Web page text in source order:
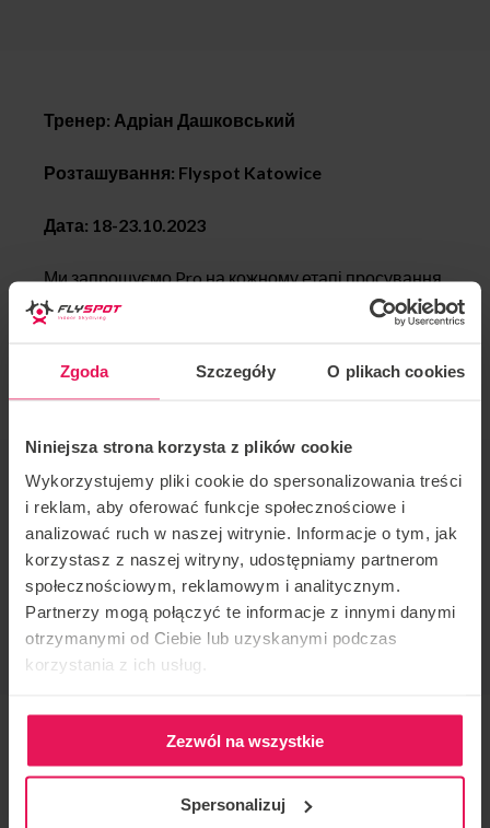
Zgoda Szczegóły O plikach cookies
Niniejsza strona korzysta z plików cookie
Wykorzystujemy pliki cookie do spersonalizowania treści
i reklam, aby oferować funkcje społecznościowe i
analizować ruch w naszej witrynie. Informacje o tym, jak
korzystasz z naszej witryny, udostępniamy partnerom
społecznościowym, reklamowym i analitycznym.
Partnerzy mogą połączyć te informacje z innymi danymi
otrzymanymi od Ciebie lub uzyskanymi podczas
korzystania z ich usług.
Zezwól na wszystkie
Spersonalizuj
Тренер: Адріан Дашковський
Розташування: Flyspot Katowice
Дата: 18-23.10.2023
Ми запрошуємо Pro на кожному етапі просування.
Якщо ви хочете приєднатися до цього табору або
нами за адресою
camp@flyspot.com
ОРГАНІЗАТОР ЗАХОДУ
Flyspot
КОНТАКТ ЩОДО ПОДІЇ
camps@flyspot.com
РЕКОМЕНДУЮ ЦЮ ПОДІЮ
НАСТУПНА ПОДІЯ